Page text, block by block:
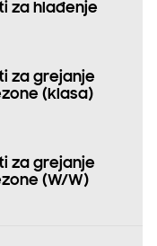
za hlađenje
za grejanje
(klasa)
za grejanje
(W/W)